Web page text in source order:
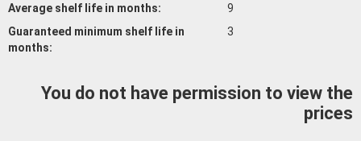
Average shelf life in months:
9
Guaranteed minimum shelf life in
months:
3
You do not have permission to view the
prices